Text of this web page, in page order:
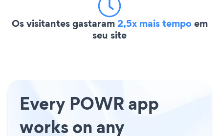
Os visitantes gastaram2,5x mais tempoem
seu site
Every POWR app
works on any